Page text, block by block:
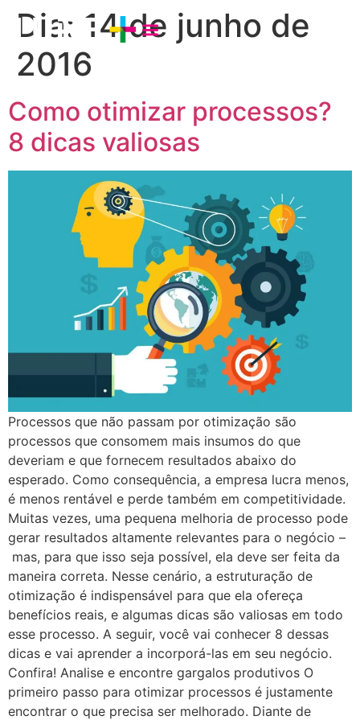
Dia: 14 de junho de
2016
Como otimizar processos?
8 dicas valiosas
Processos que não passam por otimização são
processos que consomem mais insumos do que
deveriam e que fornecem resultados abaixo do
esperado. Como consequência, a empresa lucra menos,
é menos rentável e perde também em competitividade.
Muitas vezes, uma pequena melhoria de processo pode
gerar resultados altamente relevantes para o negócio –
mas, para que isso seja possível, ela deve ser feita da
maneira correta. Nesse cenário, a estruturação de
otimização é indispensável para que ela ofereça
benefícios reais, e algumas dicas são valiosas em todo
esse processo. A seguir, você vai conhecer 8 dessas
dicas e vai aprender a incorporá-las em seu negócio.
Confira! Analise e encontre gargalos produtivos O
primeiro passo para otimizar processos é justamente
encontrar o que precisa ser melhorado. Diante de